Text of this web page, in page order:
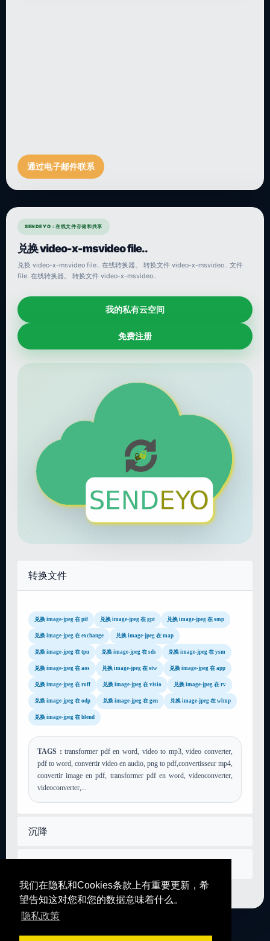
我们在隐私和Cookies条款上有重要更新，希
望告知这对您和您的数据意味着什么。
隐私政策
通过电子邮件联系
SENDEYO : 在线文件存储和共享
兑换 video-x-msvideo file..
兑换 video-x-msvideo file.. 在线转换器。 转换文件 video-x-msvideo.. 文件
file. 在线转换器。 转换文件 video-x-msvideo..
我的私有云空间
免费注册
转换文件
兑换 image-jpeg 在 pif 兑换 image-jpeg 在 gpt 兑换 image-jpeg 在 smp
兑换 image-jpeg 在 exchange 兑换 image-jpeg 在 map
兑换 image-jpeg 在 tpu 兑换 image-jpeg 在 sds 兑换 image-jpeg 在 ysm
兑换 image-jpeg 在 aos 兑换 image-jpeg 在 stw 兑换 image-jpeg 在 app
兑换 image-jpeg 在 roff 兑换 image-jpeg 在 visio 兑换 image-jpeg 在 rv
兑换 image-jpeg 在 odp 兑换 image-jpeg 在 gen 兑换 image-jpeg 在 wlmp
兑换 image-jpeg 在 blend
TAGS : transformer pdf en word, video to mp3, video converter,
pdf to word, convertir video en audio, png to pdf,convertisseur mp4,
convertir image en pdf, transformer pdf en word, videoconverter,
videoconverter,...
沉降
fr en es de ar hi